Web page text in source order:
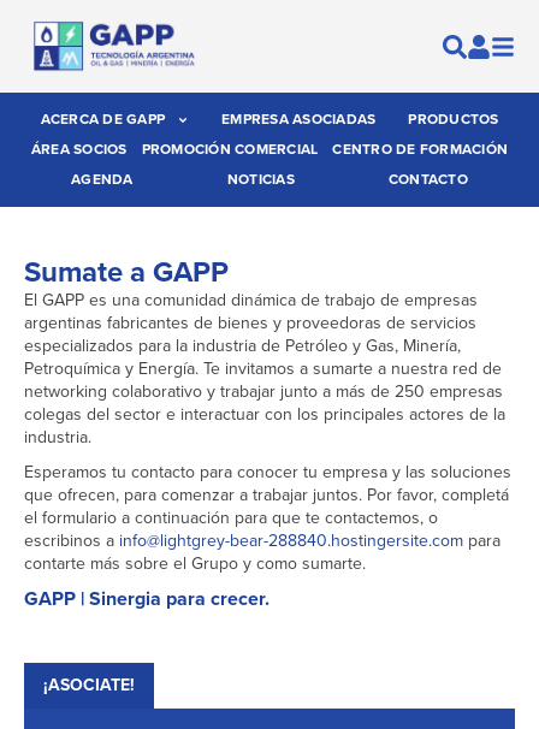
ACERCA DE GAPP EMPRESA ASOCIADAS
PRODUCTOS
ÁREA SOCIOS
PROMOCIÓN COMERCIAL
CENTRO DE FORMACIÓN
AGENDA
NOTICIAS CONTACTO
Sumate a GAPP
El GAPP es una comunidad dinámica de trabajo de empresas
argentinas fabricantes de bienes y proveedoras de servicios
especializados para la industria de Petróleo y Gas, Minería,
Petroquímica y Energía. Te invitamos a sumarte a nuestra red de
networking colaborativo y trabajar junto a más de 250 empresas
colegas del sector e interactuar con los principales actores de la
industria.
Esperamos tu contacto para conocer tu empresa y las soluciones
que ofrecen, para comenzar a trabajar juntos. Por favor, completá
el formulario a continuación para que te contactemos, o
escribinos a info@lightgrey-bear-288840.hostingersite.com para
contarte más sobre el Grupo y como sumarte.
GAPP | Sinergia para crecer.
¡ASOCIATE!